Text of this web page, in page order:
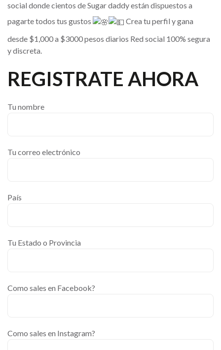
social donde cientos de Sugar daddy están dispuestos a
pagarte todos tus gustos
Crea tu perfil y gana
desde $1,000 a $3000 pesos diarios Red social 100% segura
y discreta.
REGISTRATE AHORA
Tu nombre
Tu correo electrónico
País
Tu Estado o Provincia
Como sales en Facebook?
Como sales en Instagram?